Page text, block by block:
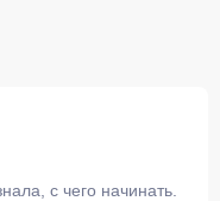
с чего начинать.